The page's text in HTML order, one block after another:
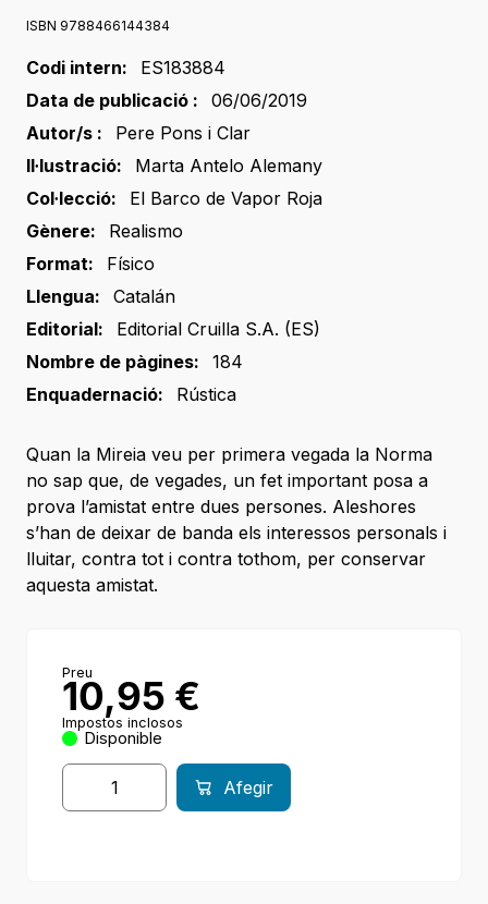
ISBN 9788466144384
Codi intern:
ES183884
Data de publicació :
06/06/2019
Autor/s :
Pere Pons i Clar
Il·lustració:
Marta Antelo Alemany
Col·lecció:
El Barco de Vapor Roja
Gènere:
Realismo
Format:
Físico
Llengua:
Catalán
Editorial:
Editorial Cruilla S.A. (ES)
Nombre de pàgines:
184
Enquadernació:
Rústica
Quan la Mireia veu per primera vegada la Norma
no sap que, de vegades, un fet important posa a
prova l’amistat entre dues persones. Aleshores
s’han de deixar de banda els interessos personals i
lluitar, contra tot i contra tothom, per conservar
aquesta amistat.
Preu
10,95 €
Impostos inclosos
Disponible
Afegir